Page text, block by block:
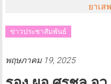
ยาเส
ข่าวประชาสัมพันธ์
พฤษภาคม 19, 2025